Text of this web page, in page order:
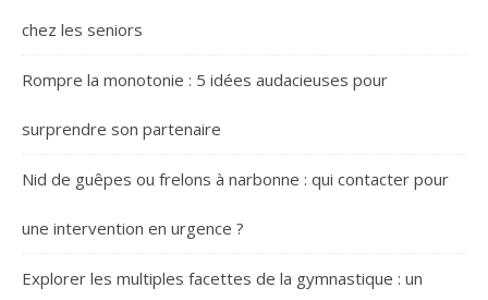
chez les seniors
Rompre la monotonie : 5 idées audacieuses pour
surprendre son partenaire
Nid de guêpes ou frelons à narbonne : qui contacter pour
une intervention en urgence ?
Explorer les multiples facettes de la gymnastique : un